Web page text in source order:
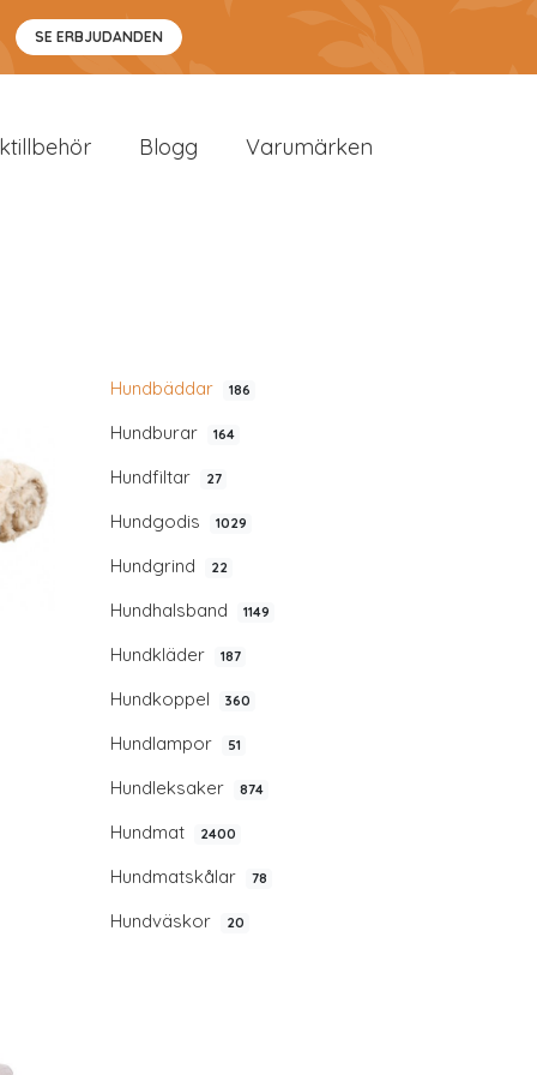
SE ERBJUDANDEN
Blogg Varumärken
Hundbäddar 186
Hundburar 164
Hundfiltar 27
Hundgodis 1029
Hundgrind 22
Hundhalsband 1149
Hundkläder 187
Hundkoppel 360
Hundlampor 51
Hundleksaker 874
Hundmat 2400
Hundmatskålar 78
Hundväskor 20